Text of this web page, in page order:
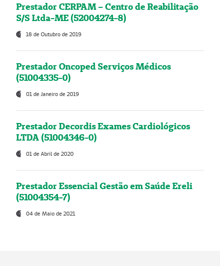
Prestador CERPAM – Centro de Reabilitação
S/S Ltda-ME (52004274-8)
18 de Outubro de 2019
Prestador Oncoped Serviços Médicos
(51004335-0)
01 de Janeiro de 2019
Prestador Decordis Exames Cardiológicos
LTDA (51004346-0)
01 de Abril de 2020
Prestador Essencial Gestão em Saúde Ereli
(51004354-7)
04 de Maio de 2021